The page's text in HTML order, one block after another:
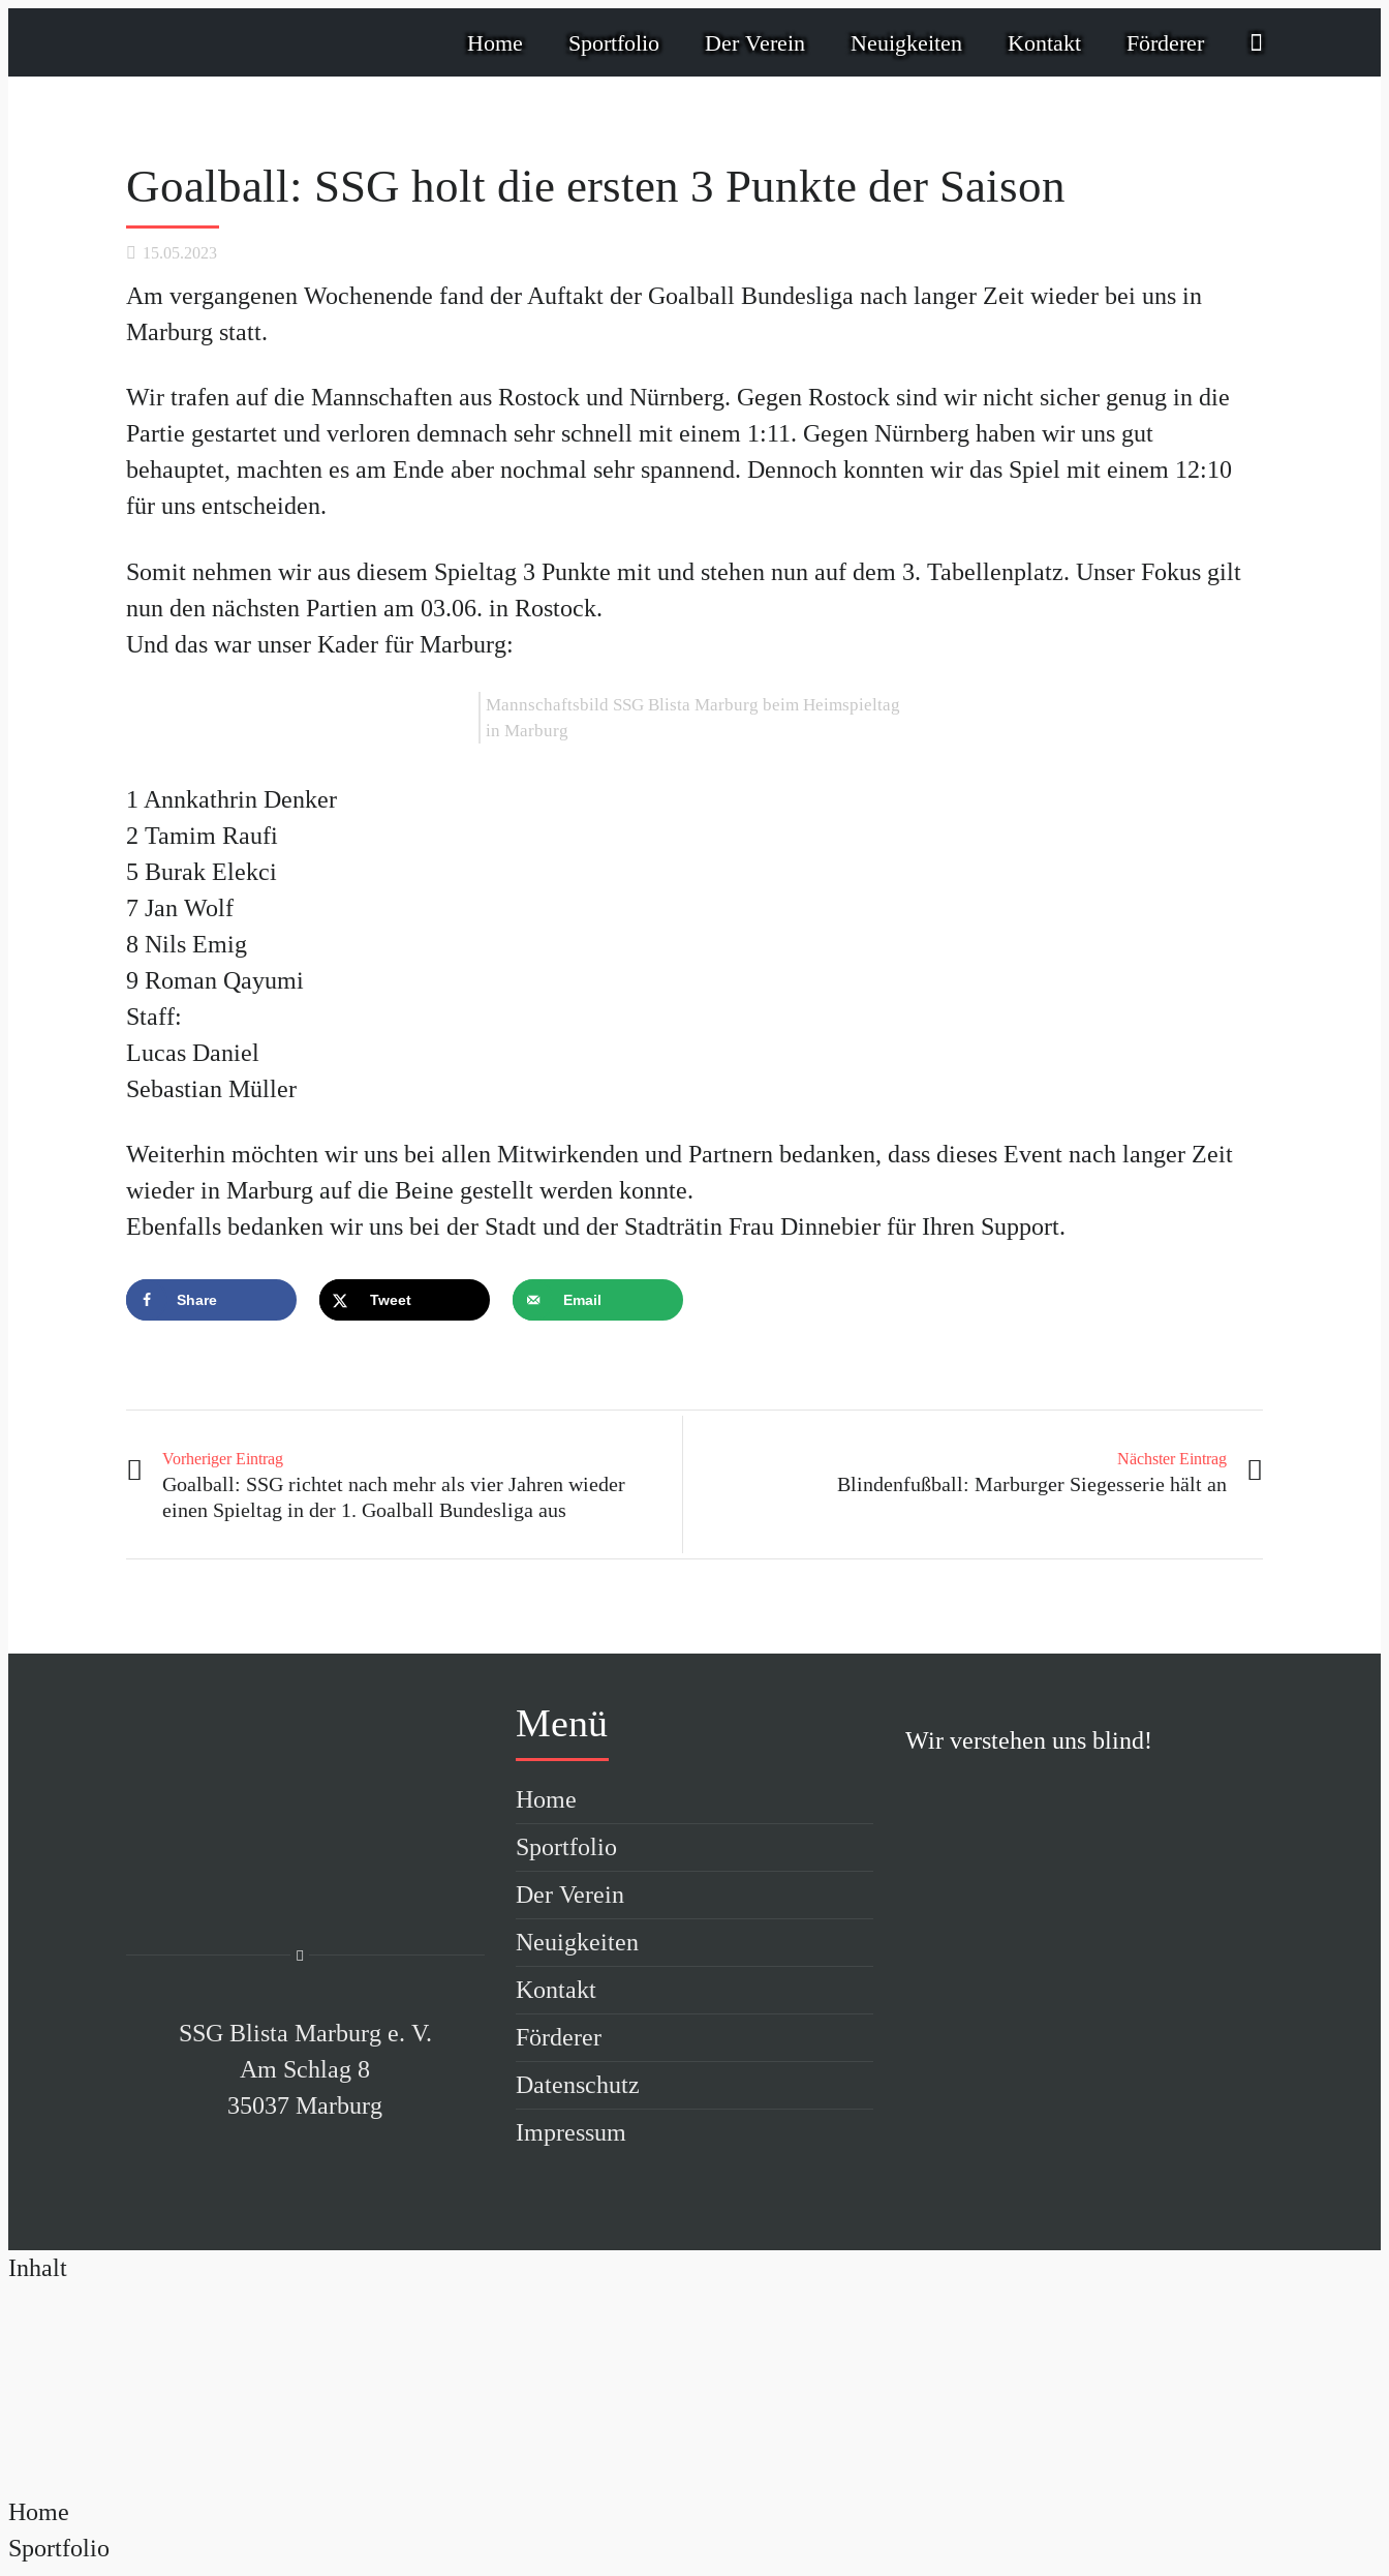
Home Sportfolio Der Verein Neuigkeiten Kontakt Förderer
Goalball: SSG holt die ersten 3 Punkte der Saison
15.05.2023
Am vergangenen Wochenende fand der Auftakt der Goalball Bundesliga nach langer Zeit wieder bei uns in
Marburg statt.
Wir trafen auf die Mannschaften aus Rostock und Nürnberg. Gegen Rostock sind wir nicht sicher genug in die
Partie gestartet und verloren demnach sehr schnell mit einem 1:11. Gegen Nürnberg haben wir uns gut
behauptet, machten es am Ende aber nochmal sehr spannend. Dennoch konnten wir das Spiel mit einem 12:10
für uns entscheiden.
Somit nehmen wir aus diesem Spieltag 3 Punkte mit und stehen nun auf dem 3. Tabellenplatz. Unser Fokus gilt
nun den nächsten Partien am 03.06. in Rostock.
Und das war unser Kader für Marburg:
Mannschaftsbild SSG Blista Marburg beim Heimspieltag
in Marburg
1 Annkathrin Denker
2 Tamim Raufi
5 Burak Elekci
7 Jan Wolf
8 Nils Emig
9 Roman Qayumi
Staff:
Lucas Daniel
Sebastian Müller
Weiterhin möchten wir uns bei allen Mitwirkenden und Partnern bedanken, dass dieses Event nach langer Zeit
wieder in Marburg auf die Beine gestellt werden konnte.
Ebenfalls bedanken wir uns bei der Stadt und der Stadträtin Frau Dinnebier für Ihren Support.
Share Tweet Email
Vorheriger Eintrag
Goalball: SSG richtet nach mehr als vier Jahren wieder
einen Spieltag in der 1. Goalball Bundesliga aus
Nächster Eintrag
Blindenfußball: Marburger Siegesserie hält an
SSG Blista Marburg e. V.
Am Schlag 8
35037 Marburg
Menü
Home
Sportfolio
Der Verein
Neuigkeiten
Kontakt
Förderer
Datenschutz
Impressum
Wir verstehen uns blind!
Inhalt
Home
Sportfolio